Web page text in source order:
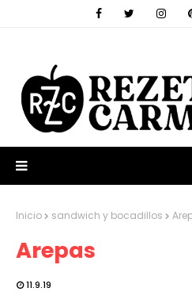
Inicio sandwich y bocadillos
Arepas
11.9.19